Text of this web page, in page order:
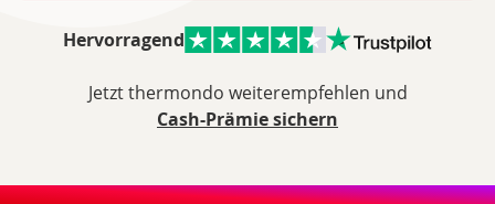
Hervorragend
Jetzt thermondo weiterempfehlen und
Cash-Prämie sichern